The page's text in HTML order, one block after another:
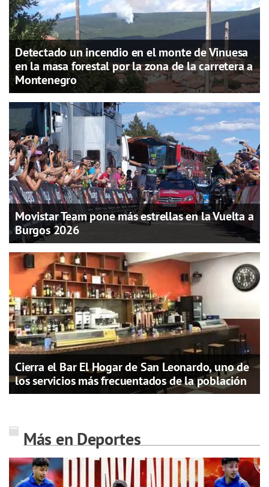
Detectado un incendio en el monte de Vinuesa
en la masa forestal por la zona de la carretera a
Montenegro
Movistar Team pone más estrellas en la Vuelta a
Burgos 2026
Cierra el Bar El Hogar de San Leonardo, uno de
los servicios más frecuentados de la población
Más en Deportes